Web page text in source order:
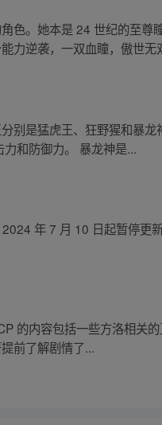
色。她本是 24 世纪的至
力逆袭，一双血瞳，傲世无
别是猛虎王、狂野猩和暴
和防御力。 暴龙神是...
年 7 月 10 日起暂停更
的内容包括一些方洛相
前了解剧情了...